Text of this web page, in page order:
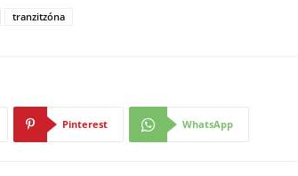
tranzitzóna
Pinterest WhatsApp